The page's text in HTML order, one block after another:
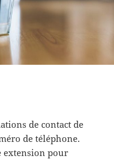
de contact de
de téléphone.
extension pour